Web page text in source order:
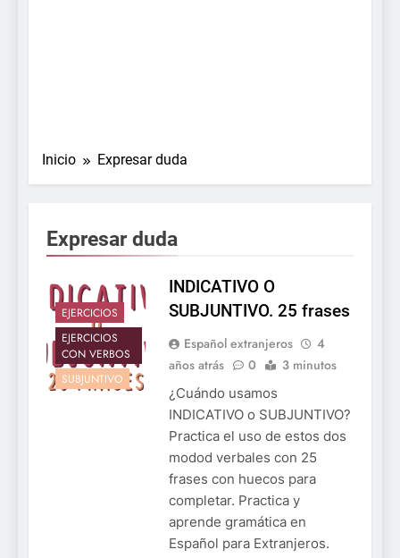
Inicio Expresar duda
Expresar duda
EJERCICIOS
EJERCICIOS
CON VERBOS
SUBJUNTIVO
INDICATIVO O
SUBJUNTIVO. 25 frases
Español extranjeros
4
años atrás
0 3 minutos
¿Cuándo usamos
INDICATIVO o SUBJUNTIVO?
Practica el uso de estos dos
modod verbales con 25
frases con huecos para
completar. Practica y
aprende gramática en
Español para Extranjeros.